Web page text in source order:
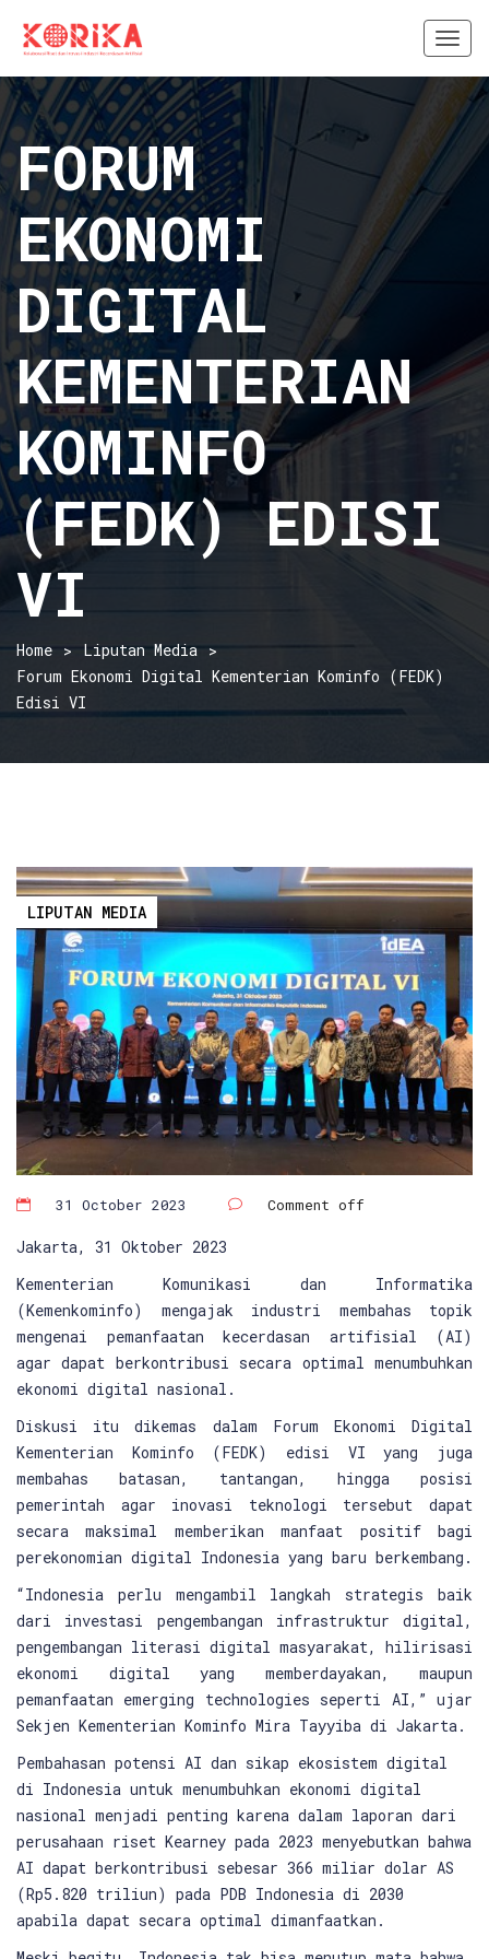
FORUM
EKONOMI
DIGITAL
KEMENTERIAN
KOMINFO
(FEDK) EDISI
VI
Home
Liputan Media
Forum Ekonomi Digital Kementerian Kominfo (FEDK)
Edisi VI
LIPUTAN MEDIA
31 October 2023 Comment off
Jakarta, 31 Oktober 2023
Kementerian Komunikasi dan Informatika
(Kemenkominfo) mengajak industri membahas topik
mengenai pemanfaatan kecerdasan artifisial (AI)
agar dapat berkontribusi secara optimal menumbuhkan
ekonomi digital nasional.
Diskusi itu dikemas dalam Forum Ekonomi Digital
Kementerian Kominfo (FEDK) edisi VI yang juga
membahas batasan, tantangan, hingga posisi
pemerintah agar inovasi teknologi tersebut dapat
secara maksimal memberikan manfaat positif bagi
perekonomian digital Indonesia yang baru berkembang.
“Indonesia perlu mengambil langkah strategis baik
dari investasi pengembangan infrastruktur digital,
pengembangan literasi digital masyarakat, hilirisasi
ekonomi digital yang memberdayakan, maupun
pemanfaatan emerging technologies seperti AI,” ujar
Sekjen Kementerian Kominfo Mira Tayyiba di Jakarta.
Pembahasan potensi AI dan sikap ekosistem digital
di Indonesia untuk menumbuhkan ekonomi digital
nasional menjadi penting karena dalam laporan dari
perusahaan riset Kearney pada 2023 menyebutkan bahwa
AI dapat berkontribusi sebesar 366 miliar dolar AS
(Rp5.820 triliun) pada PDB Indonesia di 2030
apabila dapat secara optimal dimanfaatkan.